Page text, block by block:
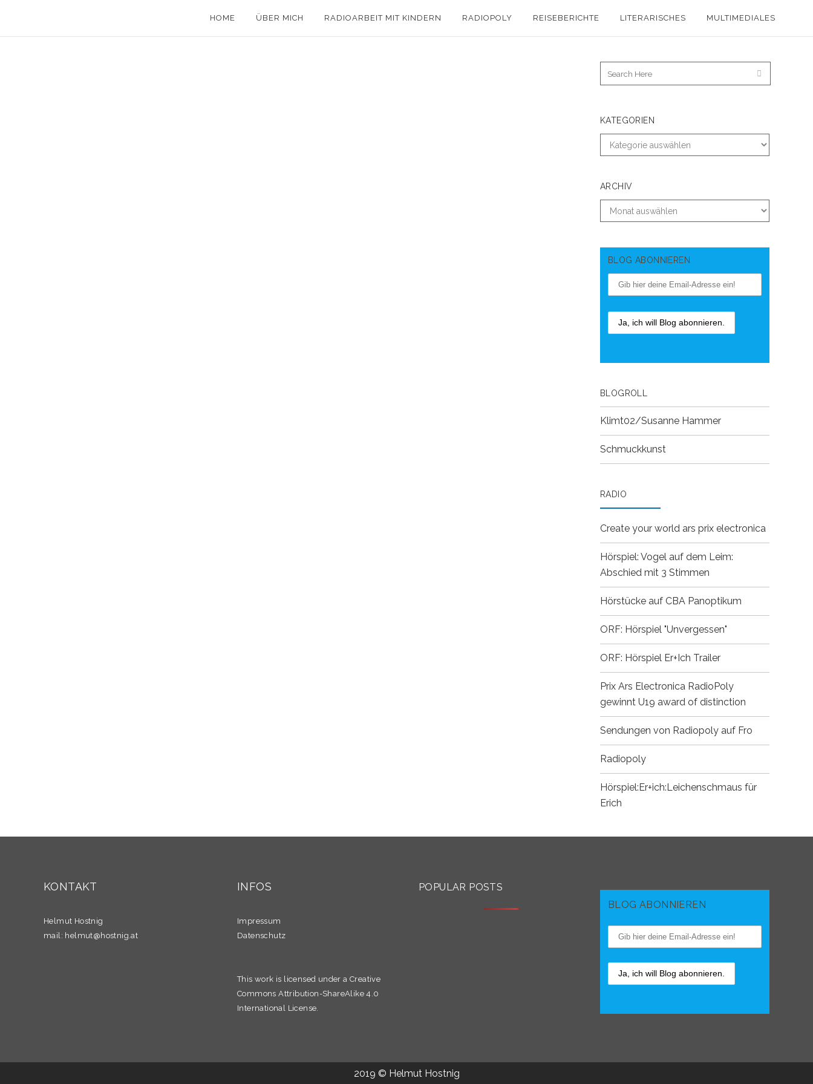
HOME ÜBER MICH RADIOARBEIT MIT KINDERN RADIOPOLY REISEBERICHTE LITERARISCHES MULTIMEDIALES
KATEGORIEN
ARCHIV
BLOG ABONNIEREN
BLOGROLL
Klimt02/Susanne Hammer
Schmuckkunst
RADIO
Create your world ars prix electronica
Hörspiel: Vogel auf dem Leim:
Abschied mit 3 Stimmen
Hörstücke auf CBA Panoptikum
ORF: Hörspiel "Unvergessen"
ORF: Hörspiel Er+Ich Trailer
Prix Ars Electronica RadioPoly
gewinnt U19 award of distinction
Sendungen von Radiopoly auf Fro
Radiopoly
Hörspiel:Er+ich:Leichenschmaus für
Erich
KONTAKT
Helmut Hostnig
mail: helmut@hostnig.at
INFOS
Impressum
Datenschutz
This work is licensed under a Creative
Commons Attribution-ShareAlike 4.0
International License.
POPULAR POSTS
BLOG ABONNIEREN
2019 © Helmut Hostnig